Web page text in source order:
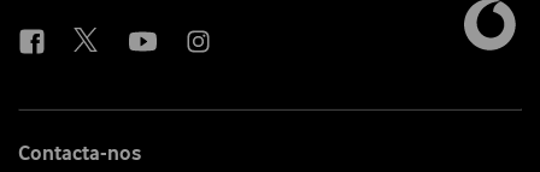
Contacta-nos